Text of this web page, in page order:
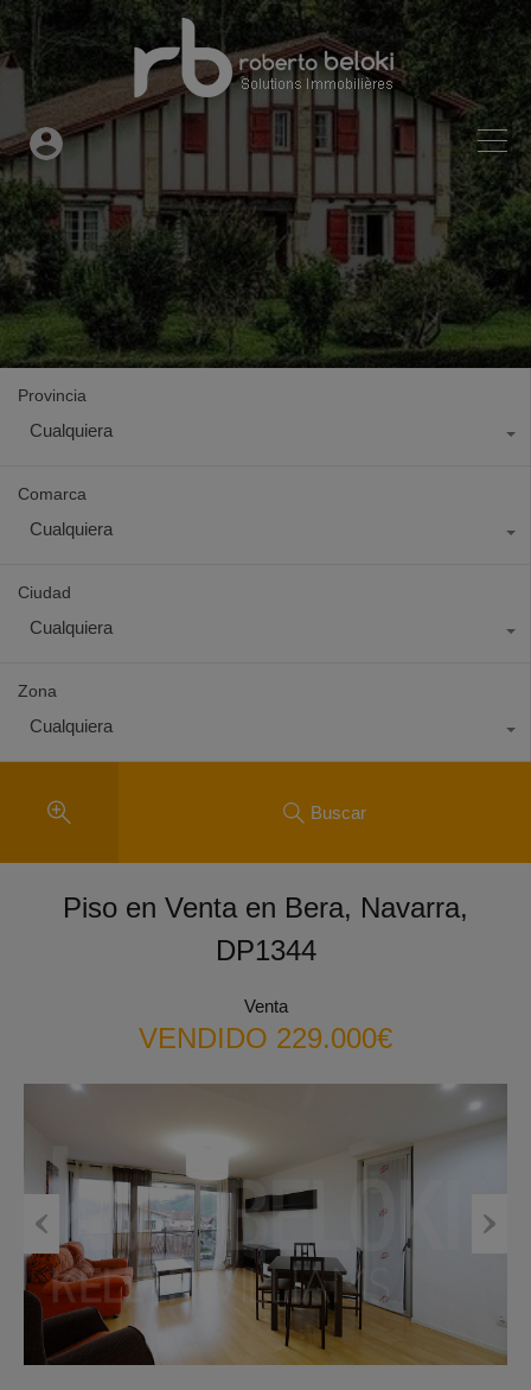
Provincia
Cualquiera
Comarca
Cualquiera
Ciudad
Cualquiera
Zona
Cualquiera
Buscar
Piso en Venta en Bera, Navarra,
DP1344
Venta
VENDIDO 229.000€
Previous